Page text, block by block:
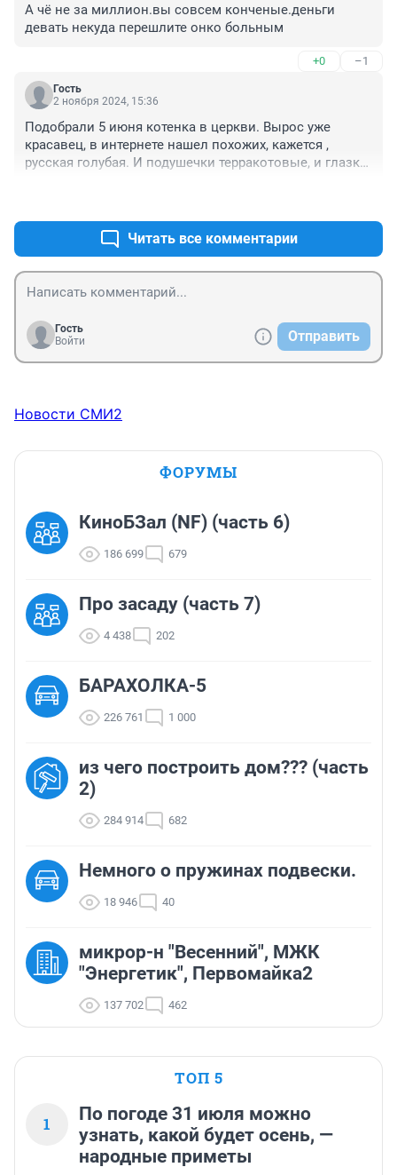
А чё не за миллион.вы совсем конченые.деньги
девать некуда перешлите онко больным
+0 –1
Гость
2 ноября 2024, 15:36
Подобрали 5 июня котенка в церкви. Вырос уже
красавец, в интернете нашел похожих, кажется ,
русская голубая. И подушечки терракотовые, и глазки
приносит. Сейчас дома уже , никаких проблем.
Читать все комментарии
Гость
Войти
Отправить
Новости СМИ2
ФОРУМЫ
КиноБЗал (NF) (часть 6)
186 699 679
Про засаду (часть 7)
4 438 202
БАРАХОЛКА-5
226 761 1 000
из чего построить дом??? (часть
2)
284 914 682
Немного о пружинах подвески.
18 946 40
микрор-н "Весенний", МЖК
"Энергетик", Первомайка2
137 702 462
ТОП 5
1
По погоде 31 июля можно
узнать, какой будет осень, —
народные приметы